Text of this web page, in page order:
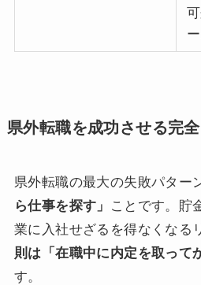
県外転職を成功させる完
県外転職の最大の失敗パター
ら仕事を探す」
ことです。貯
業に入社せざるを得なくなる
則は「在職中に内定を取って
す。